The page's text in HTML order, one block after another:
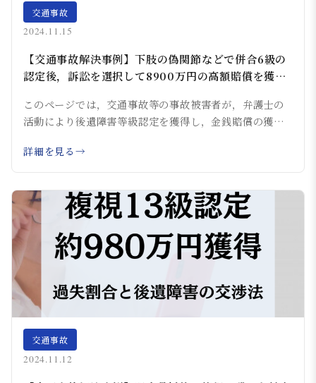
交通事故
2024.11.15
【交通事故解決事例】下肢の偽関節などで併合6級の
認定後，訴訟を選択して8900万円の高額賠償を獲得
このページでは，交通事故等の事故被害者が，弁護士の
活動により後遺障害等級認定を獲得し，金銭賠償の獲
詳細を見る
交通事故
2024.11.12